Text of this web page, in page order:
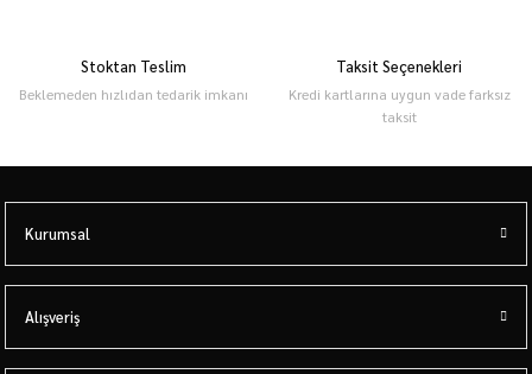
Stoktan Teslim
Beklemeden hızlıdan tedarik imkanı
Taksit Seçenekleri
Kredi kartlarına uygun vade farksız
taksit
Kurumsal
Alışveriş